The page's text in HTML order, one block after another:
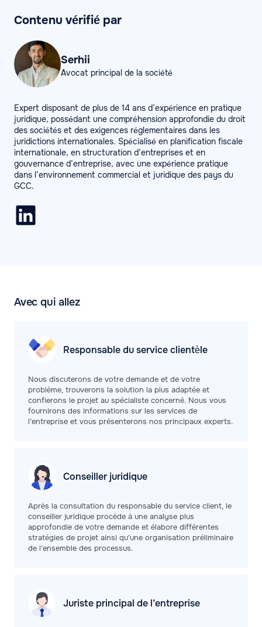
Contenu vérifié par
Serhii
Avocat principal de la société
Expert disposant de plus de 14 ans d’expérience en pratique
juridique, possédant une compréhension approfondie du droit
des sociétés et des exigences réglementaires dans les
juridictions internationales. Spécialisé en planification fiscale
internationale, en structuration d’entreprises et en
gouvernance d’entreprise, avec une expérience pratique
dans l’environnement commercial et juridique des pays du
GCC.
Avec qui allez
Responsable du service clientèle
Nous discuterons de votre demande et de votre
problème, trouverons la solution la plus adaptée et
confierons le projet au spécialiste concerné. Nous vous
fournirons des informations sur les services de
l’entreprise et vous présenterons nos principaux experts.
Conseiller juridique
Après la consultation du responsable du service client, le
conseiller juridique procède à une analyse plus
approfondie de votre demande et élabore différentes
stratégies de projet ainsi qu’une organisation préliminaire
de l’ensemble des processus.
Juriste principal de l’entreprise